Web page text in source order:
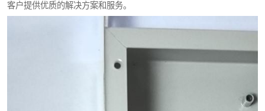
客户提供优质的解决方案和服务。